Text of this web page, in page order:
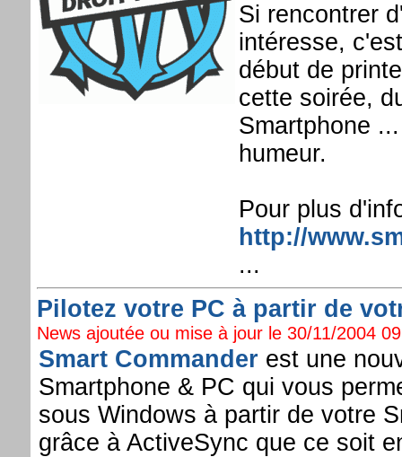
Si rencontrer
intéresse,
début de
cette soirée,
Smartphone
humeur.
Pour plus
http://
...
Pilotez votre PC à partir de
News ajoutée ou mise à jour le 30/11/2004
Smart Commander est une
Smartphone & PC qui vous
sous Windows à partir de votre
grâce à ActiveSync que ce soit